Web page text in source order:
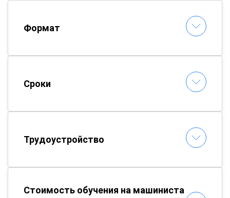
Формат
Сроки
Трудоустройство
Стоимость обучения на машиниста